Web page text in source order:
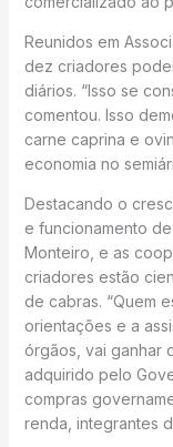
Reunidos em
dez criadores
diários. “Isso se
comentou. Isso
carne caprina e
economia no
Destacando o
e funcionamento
Monteiro, e as
criadores estão
de cabras. “Quem
orientações e a
órgãos, vai ganhar
adquirido pelo
compras
renda, integrantes